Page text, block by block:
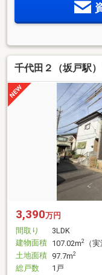
千代田２（坂戸駅
3,390万円
間取り
3LDK
建物面積 107.02m2
（実
土地面積 97.7m2
総戸数 1戸